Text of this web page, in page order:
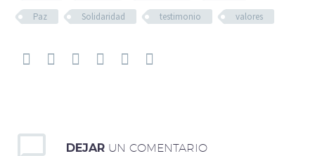
Paz
Solidaridad testimonio valores
DEJAR UN COMENTARIO